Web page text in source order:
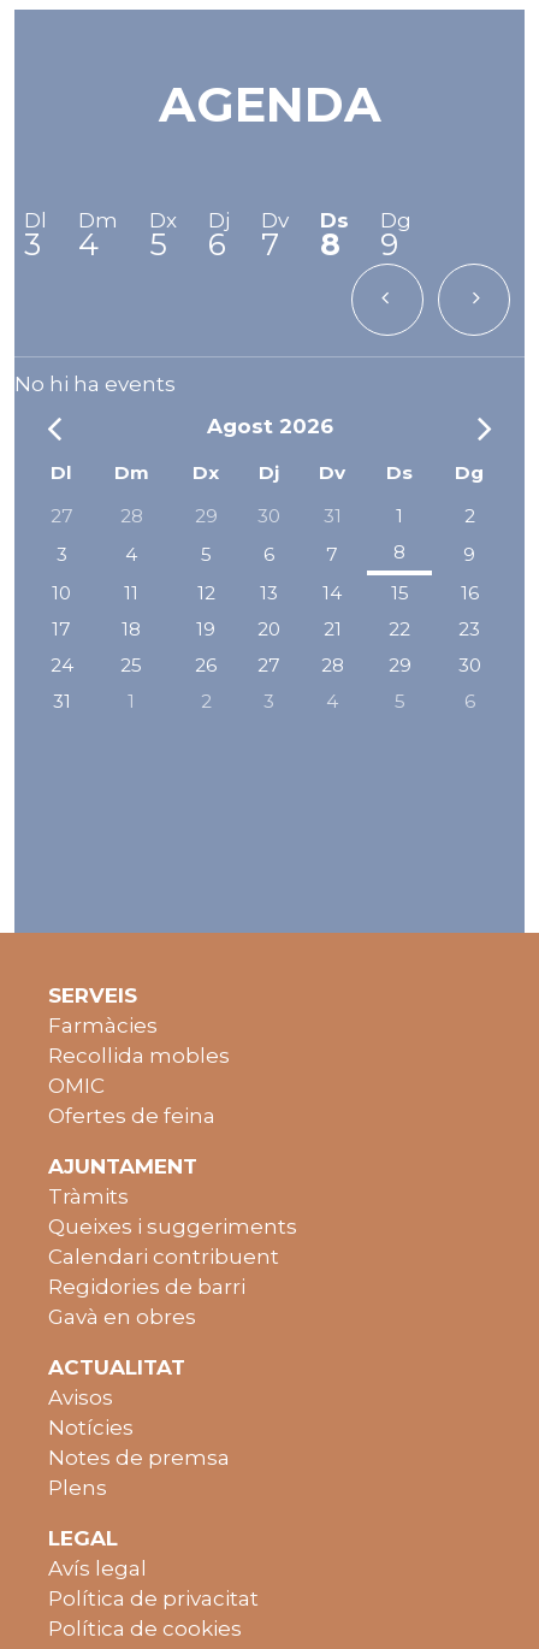
AGENDA
Dl
3
Dm
4
Dx
5
Dj
6
Dv
7
Ds
8
Dg
9
Setmana
No hi ha events
Mes
anterior
Agost 2026
Dl Dm Dx Dj Dv Ds
Dg
27
28 29 30 31 1
2
3
4 5 6 7 8
9
10
11 12 13 14 15
16
17
18 19 20 21 22
23
24
25 26 27 28 29
30
31
1 2 3 4 5 6
SERVEIS
Farmàcies
Recollida mobles
OMIC
Ofertes de feina
AJUNTAMENT
Tràmits
Queixes i suggeriments
Calendari contribuent
Regidories de barri
Gavà en obres
ACTUALITAT
Avisos
Notícies
Notes de premsa
Plens
LEGAL
Avís legal
Política de privacitat
Política de cookies